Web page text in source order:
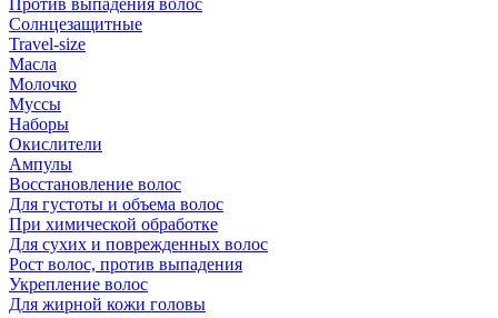
Против выпадения волос
Солнцезащитные
Travel-size
Масла
Молочко
Муссы
Наборы
Окислители
Ампулы
Восстановление волос
Для густоты и объема волос
При химической обработке
Для сухих и поврежденных волос
Рост волос, против выпадения
Укрепление волос
Для жирной кожи головы